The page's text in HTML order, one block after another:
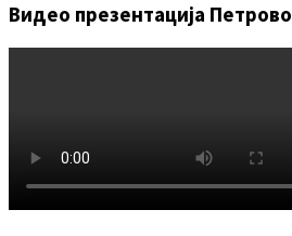
Видео презентација Петрово